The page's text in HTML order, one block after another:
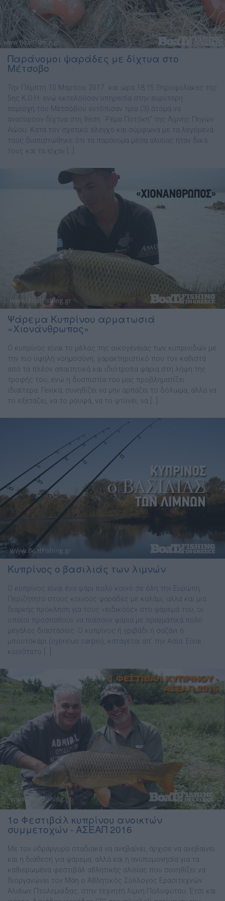
Παράνομοι ψαράδες με δίχτυα στο
Μέτσοβο
Την Πέμπτη 10 Μαρτίου 2017 και ώρα 18,15 Θηροφύλακες της
5ης Κ.Ο.Η. ενώ εκτελούσαν υπηρεσία στην ευρύτερη
περιοχή του Μετσόβου εντόπισαν τρία (3) άτομα να
ανασύρουν δίχτυα στη θέση ¨Ρέμα Ποτόκη” της Λίμνης Πηγών
Αώου. Κατά τον σχετικό έλεγχο και σύμφωνα με τα λεγόμενά
τους διαπιστώθηκε ότι τα παράνομα μέσα αλιείας ήταν δικά
τους και τα είχαν […]
Ψάρεμα Κυπρίνου αρματωσιά
«Χιονάνθρωπος»
Ο κυπρίνος είναι το µέλος της οικογένειας των κυπρινιδών µε
την πιο υψηλή νοηµοσύνη, χαρακτηριστικό που τον καθιστά
από τα πλέον απαιτητικά και ιδιότροπα ψάρια στη λήψη της
τροφής του, ενώ η δυσπιστία του µας προβληµατίζει
ιδιαίτερα. Γενικά, συνηθίζει να µην αρπάζει το δόλωµα, αλλά να
το εξετάζει, να το ρουφά, να το φτύνει, να […]
Κυπρίνος ο βασιλιάς των λιµνών
Ο κυπρίνος είναι ένα ψάρι πολύ κοινό σε όλη την Ευρώπη.
Περιζήτητο στους κοινούς ψαράδες µε καλάµι, αλλά και µια
διαρκής πρόκληση για τους «ειδικούς» στο ψάρεµά του, οι
οποίοι προσπαθούν να πιάσουν ψάρια µε πραγµατικά πολύ
µεγάλες διαστάσεις. Ο κυπρίνος ή γριβάδι ή σαζάνι ή
µπουτσκάρι (cyprinus carpio), κατάγεται απ’ την Ασία. Είναι
κοινότατο […]
1ο Φεστιβάλ κυπρίνου ανοικτών
συμμετοχών - ΑΣΕΑΠ 2016
Με τον υδράργυρο σταδιακά να ανεβαίνει, άρχισε να ανεβαίνει
και η διάθεση για ψάρεμα, αλλά και η ανυπομονησία για τα
καθιερωμένα φεστιβάλ αθλητικής αλιείας που συνηθίζει να
διοργανώνει τον Μάη ο Αθλητικός Σύλλογος Ερασιτεχνών
Αλιέων Πτολεμαΐδας, στην τεχνητή λίμνη Πολυφύτου. Έτσι και